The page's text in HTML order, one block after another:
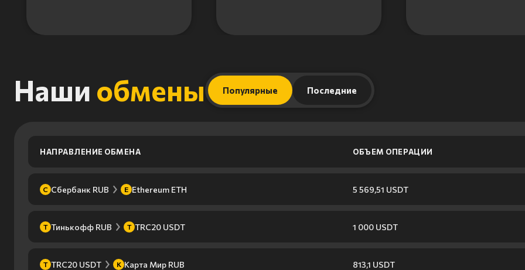
Наши обмены Популярные Последние
НАПРАВЛЕНИЕ ОБМЕНА ОБЪЕМ ОПЕРАЦИИ
С Сбербанк RUB E Ethereum ETH 5 569,51 USDT
Т Тинькофф RUB T TRC20 USDT 1 000 USDT
T TRC20 USDT К Карта Мир RUB 813,1 USDT